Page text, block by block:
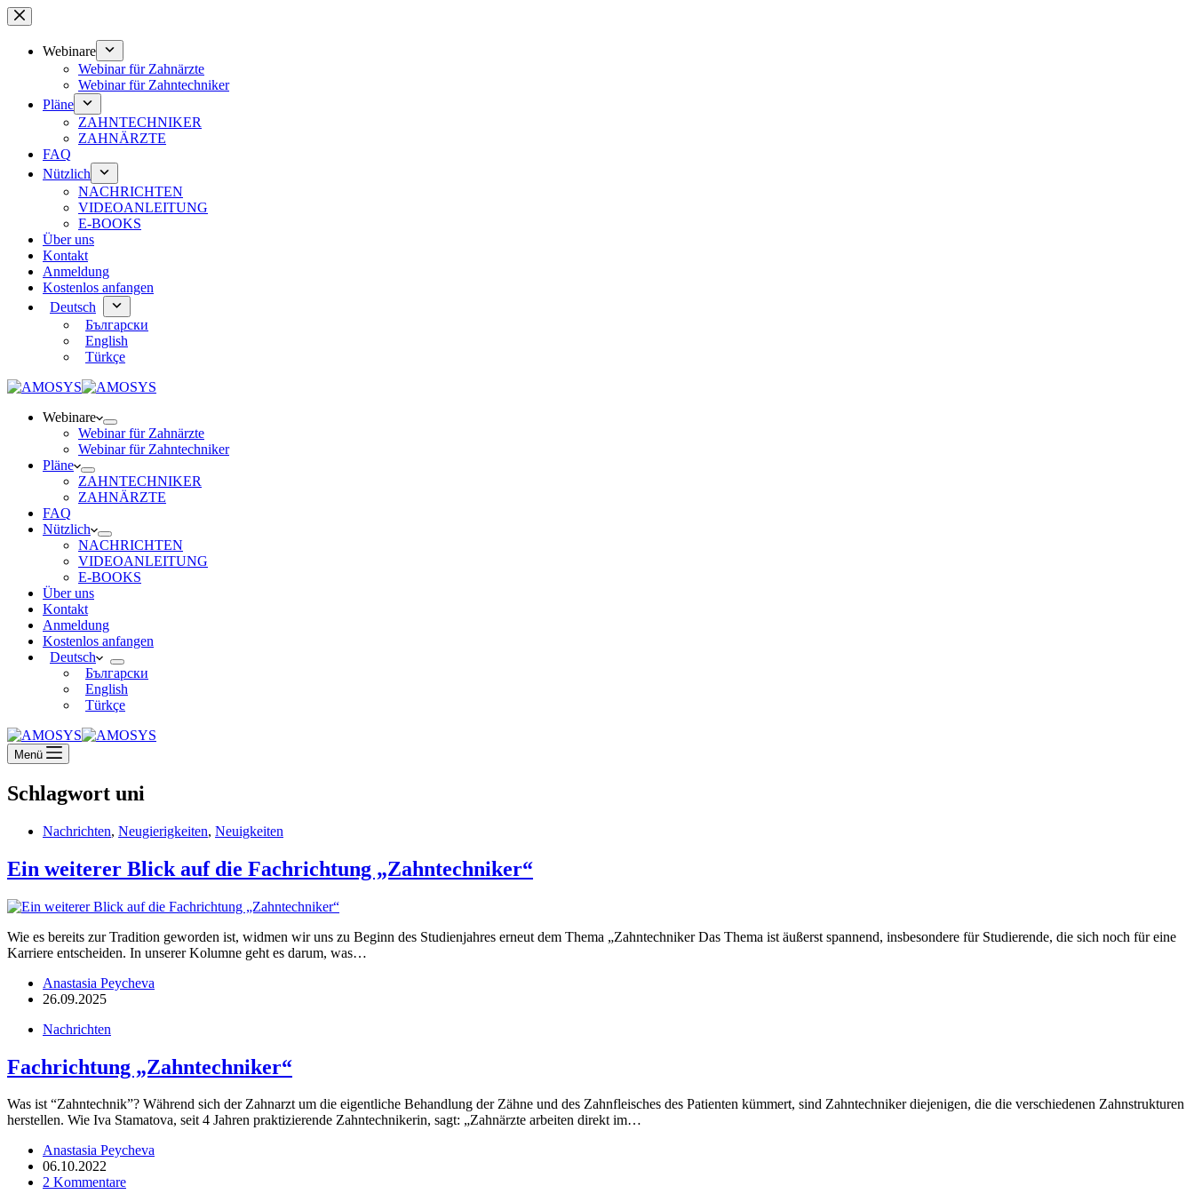
Zum
Inhalt
springenWebinare
Webinar für Zahnärzte
Webinar für Zahntechniker
Pläne
ZAHNTECHNIKER
ZAHNÄRZTE
FAQ
Nützlich
NACHRICHTEN
VIDEOANLEITUNG
E-BOOKS
Über uns
Kontakt
Anmeldung
Kostenlos anfangen
Deutsch
Български
English
Türkçe
Webinare
Webinar für Zahnärzte
Webinar für Zahntechniker
Pläne
ZAHNTECHNIKER
ZAHNÄRZTE
FAQ
Nützlich
NACHRICHTEN
VIDEOANLEITUNG
E-BOOKS
Über uns
Kontakt
Anmeldung
Kostenlos anfangen
Deutsch
Български
English
Türkçe
Menü
Schlagwort uni
Nachrichten, Neugierigkeiten, Neuigkeiten
Ein weiterer Blick auf die Fachrichtung „Zahntechniker“
Wie es bereits zur Tradition geworden ist, widmen wir uns zu Beginn des Studienjahres erneut dem Thema „Zahntechniker Das Thema ist äußerst spannend, insbesondere für Studierende, die sich noch für eine
Karriere entscheiden. In unserer Kolumne geht es darum, was…
Anastasia Peycheva
26.09.2025
Nachrichten
Fachrichtung „Zahntechniker“
Was ist “Zahntechnik”? Während sich der Zahnarzt um die eigentliche Behandlung der Zähne und des Zahnfleisches des Patienten kümmert, sind Zahntechniker diejenigen, die die verschiedenen Zahnstrukturen
herstellen. Wie Iva Stamatova, seit 4 Jahren praktizierende Zahntechnikerin, sagt: „Zahnärzte arbeiten direkt im…
Anastasia Peycheva
06.10.2022
2 Kommentare